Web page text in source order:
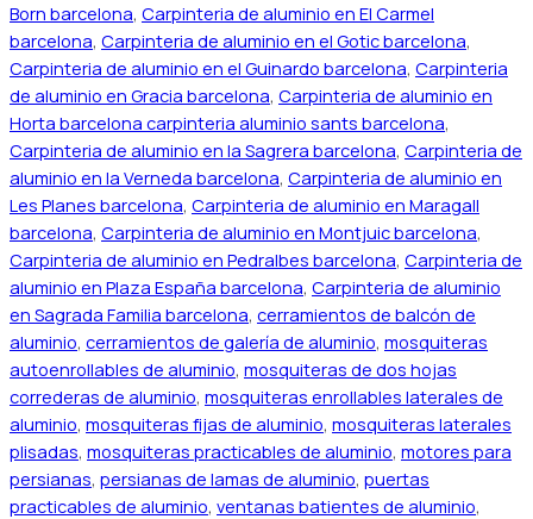
Born barcelona, Carpinteria de aluminio en El Carmel
barcelona, Carpinteria de aluminio en el Gotic barcelona,
Carpinteria de aluminio en el Guinardo barcelona, Carpinteria
de aluminio en Gracia barcelona, Carpinteria de aluminio en
Horta barcelona carpinteria aluminio sants barcelona,
Carpinteria de aluminio en la Sagrera barcelona, Carpinteria de
aluminio en la Verneda barcelona, Carpinteria de aluminio en
Les Planes barcelona, Carpinteria de aluminio en Maragall
barcelona, Carpinteria de aluminio en Montjuic barcelona,
Carpinteria de aluminio en Pedralbes barcelona, Carpinteria de
aluminio en Plaza España barcelona, Carpinteria de aluminio
en Sagrada Familia barcelona, cerramientos de balcón de
aluminio, cerramientos de galería de aluminio, mosquiteras
autoenrollables de aluminio, mosquiteras de dos hojas
correderas de aluminio, mosquiteras enrollables laterales de
aluminio, mosquiteras fijas de aluminio, mosquiteras laterales
plisadas, mosquiteras practicables de aluminio, motores para
persianas, persianas de lamas de aluminio, puertas
practicables de aluminio, ventanas batientes de aluminio,